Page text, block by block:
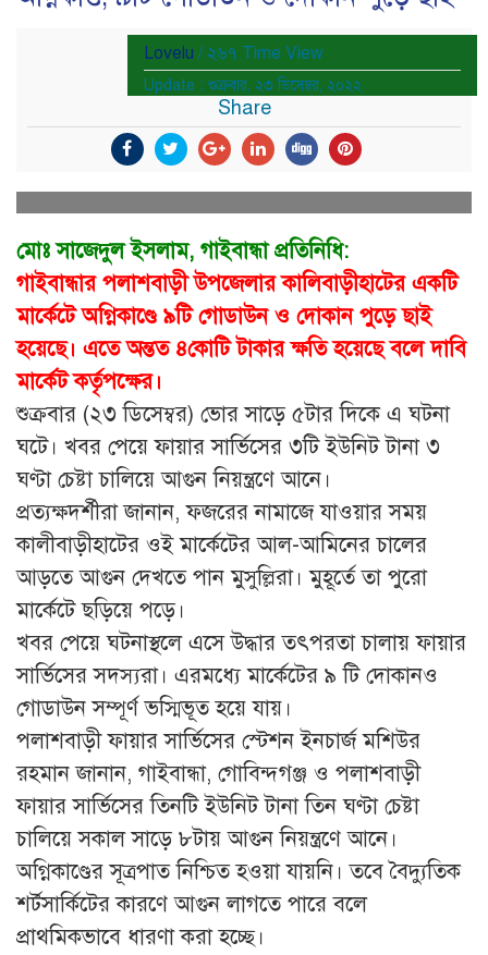
Lovelu / ২৬৭ Time View
Update : শুক্রবার, ২৩ ডিসেম্বর, ২০২২
Share
মোঃ সাজেদুল ইসলাম, গাইবান্ধা প্রতিনিধি:
গাইবান্ধার পলাশবাড়ী উপজেলার কালিবাড়ীহাটের একটি
মার্কেটে অগ্নিকাণ্ডে ৯টি গোডাউন ও দোকান পুড়ে ছাই
হয়েছে। এতে অন্তত ৪কোটি টাকার ক্ষতি হয়েছে বলে দাবি
মার্কেট কর্তৃপক্ষের।
শুক্রবার (২৩ ডিসেম্বর) ভোর সাড়ে ৫টার দিকে এ ঘটনা
ঘটে। খবর পেয়ে ফায়ার সার্ভিসের ৩টি ইউনিট টানা ৩
ঘণ্টা চেষ্টা চালিয়ে আগুন নিয়ন্ত্রণে আনে।
প্রত্যক্ষদর্শীরা জানান, ফজরের নামাজে যাওয়ার সময়
কালীবাড়ীহাটের ওই মার্কেটের আল-আমিনের চালের
আড়তে আগুন দেখতে পান মুসুল্লিরা। মুহূর্তে তা পুরো
মার্কেটে ছড়িয়ে পড়ে।
খবর পেয়ে ঘটনাস্থলে এসে উদ্ধার তৎপরতা চালায় ফায়ার
সার্ভিসের সদস্যরা। এরমধ্যে মার্কেটের ৯ টি দোকানও
গোডাউন সম্পূর্ণ ভস্মিভূত হয়ে যায়।
পলাশবাড়ী ফায়ার সার্ভিসের স্টেশন ইনচার্জ মশিউর
রহমান জানান, গাইবান্ধা, গোবিন্দগঞ্জ ও পলাশবাড়ী
ফায়ার সার্ভিসের তিনটি ইউনিট টানা তিন ঘণ্টা চেষ্টা
চালিয়ে সকাল সাড়ে ৮টায় আগুন নিয়ন্ত্রণে আনে।
অগ্নিকাণ্ডের সূত্রপাত নিশ্চিত হওয়া যায়নি। তবে বৈদ্যুতিক
শর্টসার্কিটের কারণে আগুন লাগতে পারে বলে
প্রাথমিকভাবে ধারণা করা হচ্ছে।